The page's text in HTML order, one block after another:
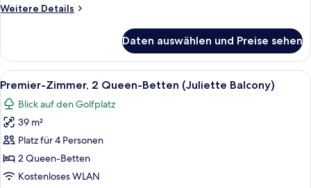
Weitere Details
Weitere
Zimmer,
2 Queen-
Betten
Daten auswählen und Preise sehen
Alle
Fotos
für
Premier-
Zimmer,
2 Queen-
Betten
Ein Hotelzimmer mit Bett, Sofa,
10
Premier-Zimmer, 2 Queen-Betten (Juliette Balcony)
Blick auf den Golfplatz
39 m²
Platz für 4 Personen
2 Queen-Betten
Kostenloses WLAN